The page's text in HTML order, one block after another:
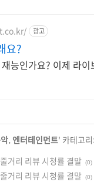
광고
요?
능인가요? 이제 라이
. 엔터테인먼트' 카테고
거리 리뷰 시청률 결말 (0)
거리 리뷰 시청률 결말 (0)